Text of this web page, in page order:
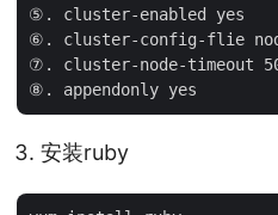
⑤. cluster-enabled yes
⑥. cluster-config-flie
⑦. cluster-node-timeout
安装ruby